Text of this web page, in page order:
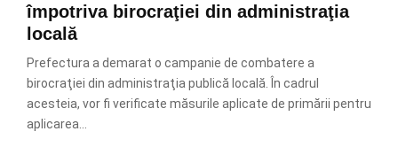
împotriva birocraţiei din administraţia
locală
Prefectura a demarat o campanie de combatere a
birocraţiei din administraţia publică locală. În cadrul
acesteia, vor fi verificate măsurile aplicate de primării pentru
aplicarea...